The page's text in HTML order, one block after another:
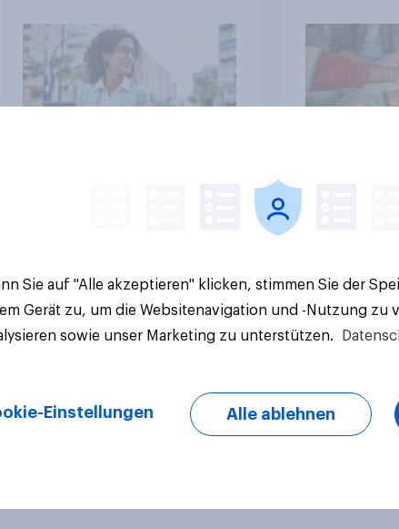
Sie auf "Alle akzeptieren" klicken, stimmen Sie der
Gerät zu, um die Websitenavigation und -Nutzung zu
sowie unser Marketing zu unterstützen.
Einstellungen Alle ablehnen